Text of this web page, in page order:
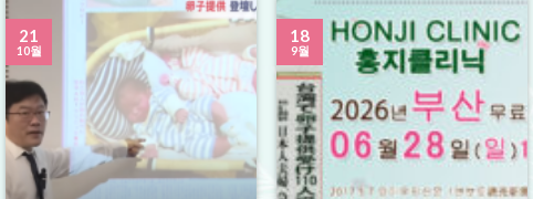
21
10월
18
9월